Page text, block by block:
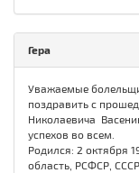
Гера
Уважаемые
поздравить с
Николаевича
успехов во всем.
Родился: 2 октября
область, РСФСР, СССР